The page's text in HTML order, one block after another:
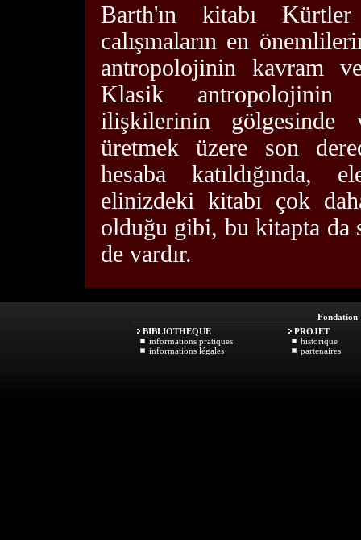
Barth'ın kitabı
calışmaların en
antropolojinin kavram
Klasik antropolojinin
ilişkilerinin gölgesinde
üretmek üzere son
hesaba katıldığında,
elinizdeki kitabı çok
olduğu gibi, bu kitapta da
de vardır.
Fondation
BIBLIOTHEQUE
informations pratiques
informations légales
PROJET
historique
partenaires